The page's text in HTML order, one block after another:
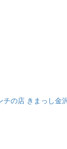
チの店 きまっし金